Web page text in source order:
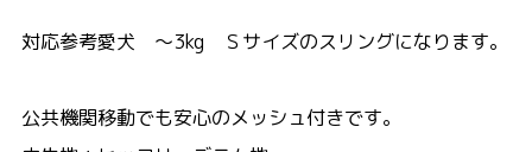
対応参考愛犬 ～3kg Ｓサイズのスリングになります。
公共機関移動でも安心のメッシュ付きです。